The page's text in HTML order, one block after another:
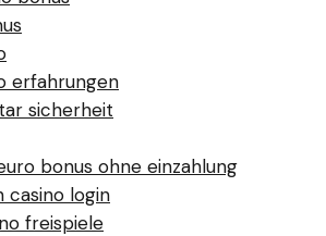
erfahrungen
sicherheit
bonus ohne einzahlung
casino login
freispiele